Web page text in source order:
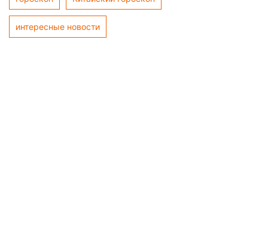
интересные новости